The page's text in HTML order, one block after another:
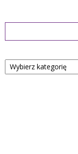
Kategorie